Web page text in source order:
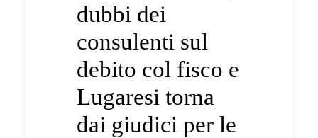
dubbi dei
consulenti sul
debito col fisco e
Lugaresi torna
dai giudici per le